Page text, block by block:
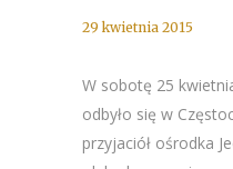
29 kwietnia 2015
W sobotę 25
odbyło się w
przyjaciół ośrodka